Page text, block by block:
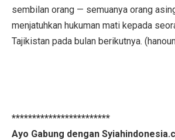
sembilan orang — semuanya orang
menjatuhkan hukuman mati kepada
Tajikistan pada bulan berikutnya.
************************
Ayo Gabung dengan